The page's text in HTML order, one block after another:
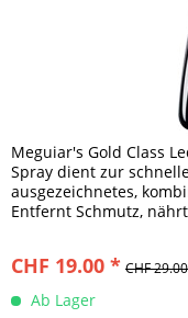
Meguiar's Gold Class
Spray dient zur
ausgezeichnetes,
Entfernt Schmutz,
CHF 19.00 * CHF
Ab Lager